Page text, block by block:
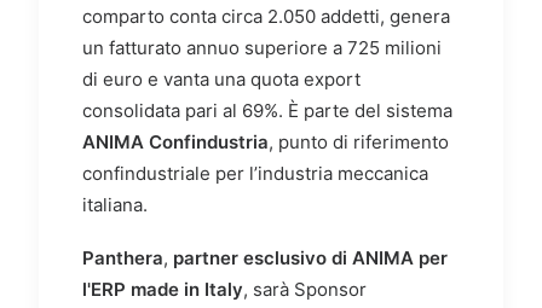
comparto conta circa 2.050 addetti, genera
un fatturato annuo superiore a 725 milioni
di euro e vanta una quota export
consolidata pari al 69%. È parte del sistema
ANIMA Confindustria, punto di riferimento
confindustriale per l’industria meccanica
italiana.
Panthera, partner esclusivo di ANIMA per
l'ERP made in Italy, sarà Sponsor